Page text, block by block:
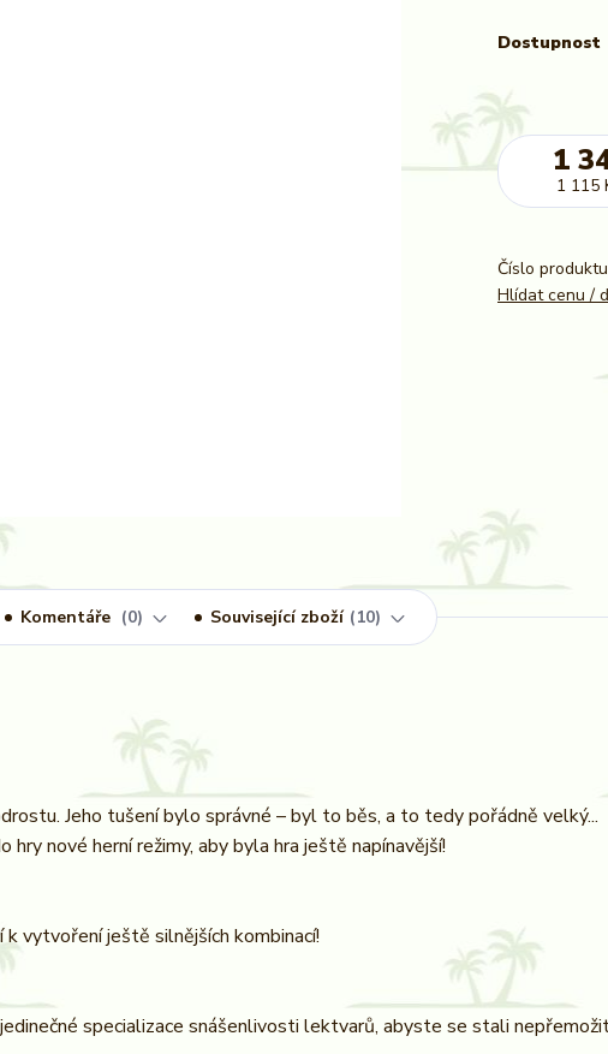
Dostupnost
1
1 115
Číslo
Hlídat cenu /
Komentáře 0 Související zboží 10
Jeho tušení bylo správné – byl to běs, a to tedy pořádně velký...
nové herní režimy, aby byla hra ještě napínavější!
vytvoření ještě silnějších kombinací!
specializace snášenlivosti lektvarů, abyste se stali